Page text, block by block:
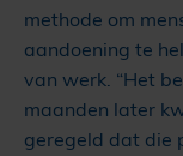
methode om
aandoening te
van werk. “Het
maanden later
geregeld dat die